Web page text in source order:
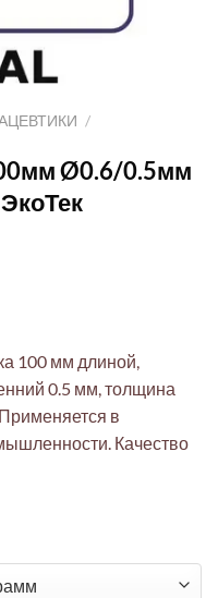
/
Ø0.6/0.5мм
100 мм длиной,
0.5 мм, толщина
в
Качество